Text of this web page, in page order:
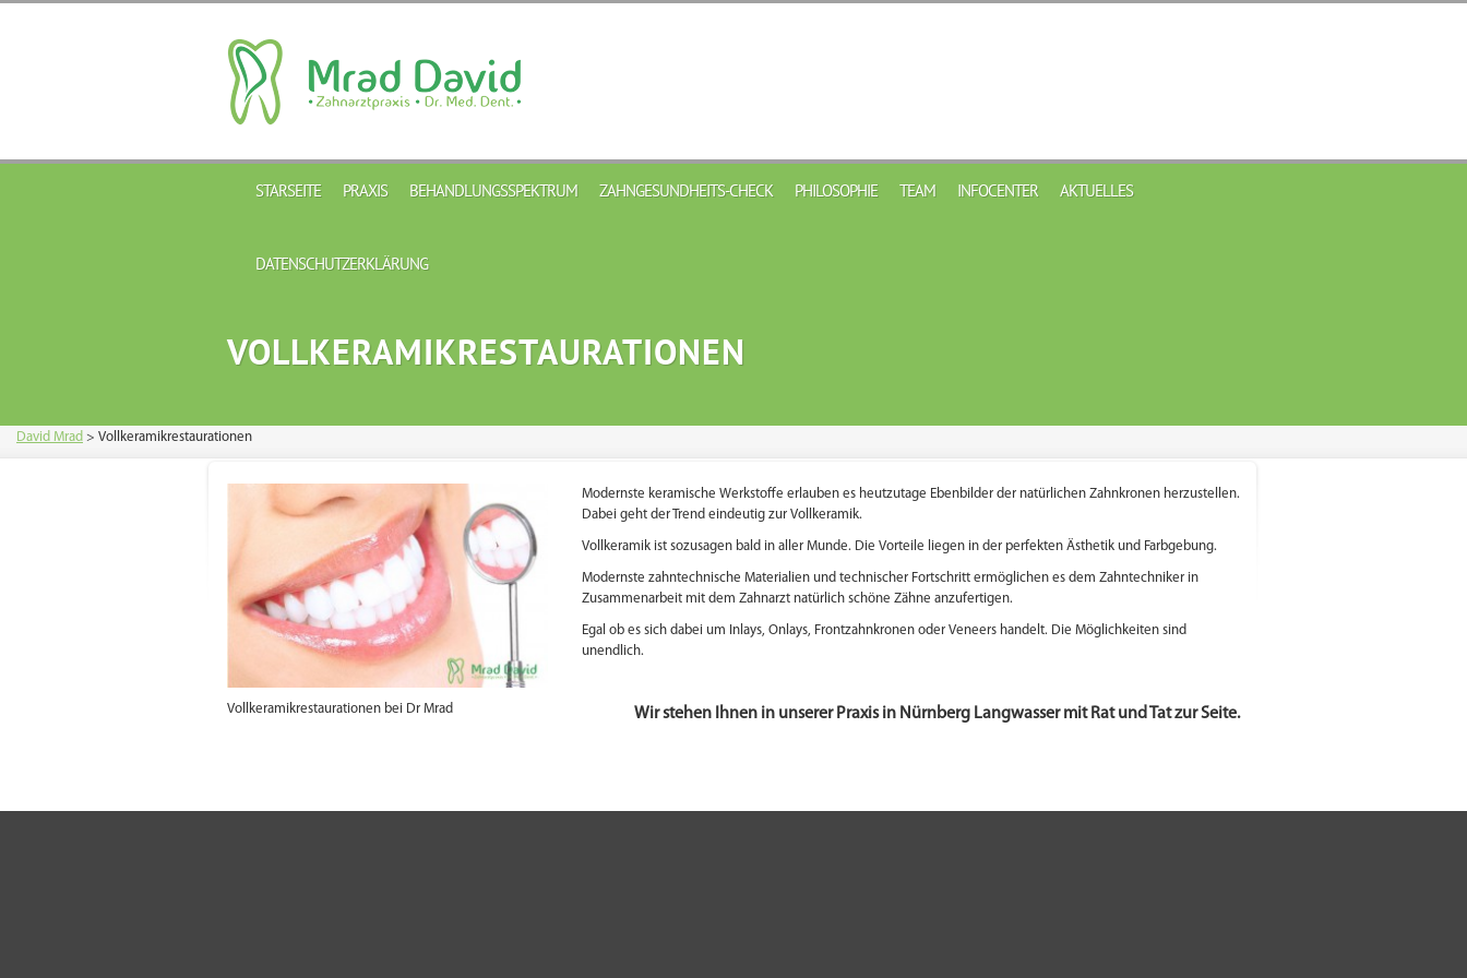
STARSEITE PRAXIS BEHANDLUNGSSPEKTRUM ZAHNGESUNDHEITS-CHECK PHILOSOPHIE TEAM INFOCENTER AKTUELLES
DATENSCHUTZERKLÄRUNG
VOLLKERAMIKRESTAURATIONEN
David Mrad > Vollkeramikrestaurationen
Vollkeramikrestaurationen bei Dr Mrad
Modernste keramische Werkstoffe erlauben es heutzutage Ebenbilder der natürlichen Zahnkronen herzustellen.
Dabei geht der Trend eindeutig zur Vollkeramik.
Vollkeramik ist sozusagen bald in aller Munde. Die Vorteile liegen in der perfekten Ästhetik und Farbgebung.
Modernste zahntechnische Materialien und technischer Fortschritt ermöglichen es dem Zahntechniker in
Zusammenarbeit mit dem Zahnarzt natürlich schöne Zähne anzufertigen.
Egal ob es sich dabei um Inlays, Onlays, Frontzahnkronen oder Veneers handelt. Die Möglichkeiten sind
unendlich.
Wir stehen Ihnen in unserer Praxis in Nürnberg Langwasser mit Rat und Tat zur Seite.